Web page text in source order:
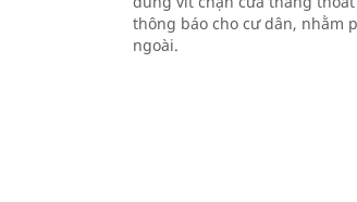
thông báo cho cư dân, nhằm
ngoài.